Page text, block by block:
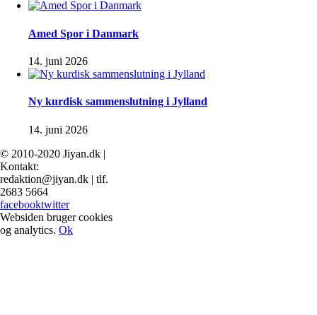
Amed Spor i Danmark
14. juni 2026
Ny kurdisk sammenslutning i Jylland
14. juni 2026
© 2010-2020 Jiyan.dk |
Kontakt:
redaktion@jiyan.dk | tlf.
2683 5664
facebooktwitter
Websiden bruger cookies
og analytics. Ok